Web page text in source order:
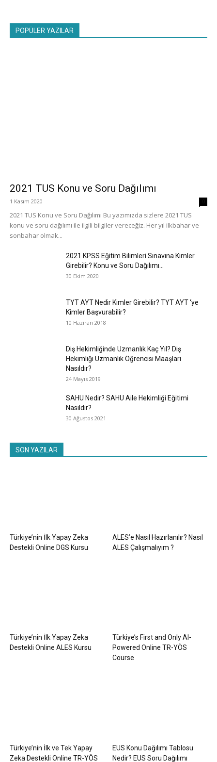
POPÜLER YAZILAR
2021 TUS Konu ve Soru Dağılımı
1 Kasım 2020
2021 TUS Konu ve Soru Dağılımı Bu yazımızda sizlere 2021 TUS
konu ve soru dağılımı ile ilgili bilgiler vereceğiz. Her yıl ilkbahar ve
sonbahar olmak...
2021 KPSS Eğitim Bilimleri Sınavına Kimler
Girebilir? Konu ve Soru Dağılımı...
30 Ekim 2020
TYT AYT Nedir Kimler Girebilir? TYT AYT ‘ye
Kimler Başvurabilir?
10 Haziran 2018
Diş Hekimliğinde Uzmanlık Kaç Yıl? Diş
Hekimliği Uzmanlık Öğrencisi Maaşları
Nasıldır?
24 Mayıs 2019
SAHU Nedir? SAHU Aile Hekimliği Eğitimi
Nasıldır?
30 Ağustos 2021
SON YAZILAR
Türkiye’nin İlk Yapay Zeka
Destekli Online DGS Kursu
ALES’e Nasıl Hazırlanılır? Nasıl
ALES Çalışmalıyım ?
Türkiye’nin İlk Yapay Zeka
Destekli Online ALES Kursu
Türkiye’s First and Only AI-
Powered Online TR-YÖS
Course
Türkiye’nin İlk ve Tek Yapay
Zeka Destekli Online TR-YÖS
EUS Konu Dağılımı Tablosu
Nedir? EUS Soru Dağılımı